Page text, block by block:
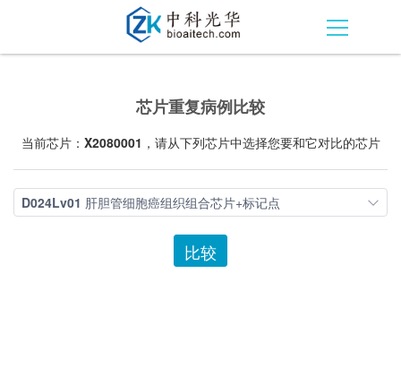
芯片重复病例比较
当前芯片： X2080001 ，请从下列芯片中选择您要和它对比的芯片
D024Lv01 肝胆管细胞癌组织组合芯片+标记点
比较